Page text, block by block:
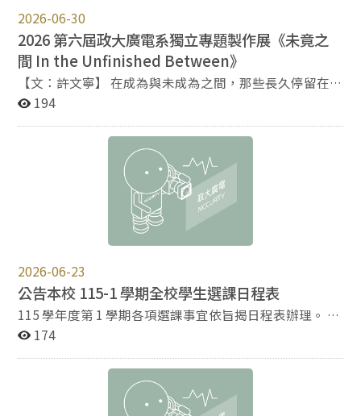
單位進行評估，在舊版庫存量不足以供應新一期（批）學
生製發時，即逕予改發新版學生證，屆時將不再另行公
告。 三、自115年8月起辦理畢業或退學離校之學生，學
生證將不再壓印離校燙金字樣。持證學生於離校後身分即
已變更，切勿繼續持證冒用學生身分享有各項優惠，以免
觸犯相關法律責任。
2026-06-30
2026 第六屆政大廣電系獨立專題製作展《未竟之
間 In the Unfinished Between》
【文：許文寧】 在成為與未成為之間，那些長久停留在未
完成狀態裡的掙扎與猶疑，在指南山腳下找到了得以安放
日，在政大新聞館展演廳舉辦製作展，與 6 月 11、12、
14 三日的影展共同以《未竟之間 In the Unfinished
Between》為題，展出由畢業生歷經一年潛心創作，將大
學四年的所學成果，匯聚成一場跨越媒介與感官的創作盛
作展共展出 10 組不同類型之作品，類型涵蓋聲音、影
像、劇場與遊戲四個不同類型的創作。創作者透過不同的
拉扯，將這些看似短暫的猶疑，轉化為一場場與觀眾共鳴
的對話。 展場空間以概念短片與詩意佈置交織 ，引導觀
眾走入創作者們「持續擺盪」的經驗結構中。製作展可就
作品形式分做四個單元：聲音作品、影像作品、劇場作
界，各自呈現出創作者對當代社會與個人生命的反思。 聲
音單元：聲響與感官的全新試驗 魔毯旅行社成員江寧與連
永玉的創作作品《無花之地》，讓觀眾身處於團隊悉心佈
194
2026-06-23
公告本校 115-1 學期全校學生選課日程表
115 學年度第 1 學期各項選課事宜依旨揭日程表辦理。 本
校選課應於網路選課系統進行，期程簡要說明如下： 公告
單登記：115 年 8 月 4 日起。 「學士班學生超減修習學分
請，115 年 8 月 13 日至 8 月 14 日學系審核。 第二階段：
174